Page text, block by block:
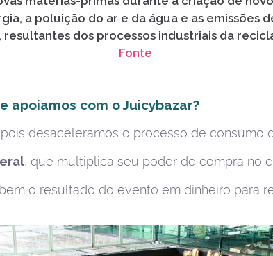
a poluição do ar e da água e as emissões
resultantes dos processos industriais da
Fonte
apoiamos com o Juicybazar?
pois desaceleramos o processo de consumo
, que multiplica seu poder de compra no
o resultado do evento em dinheiro para